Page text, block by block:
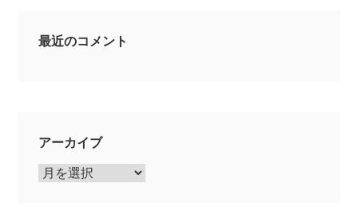
最近のコメント
アーカイブ
ア